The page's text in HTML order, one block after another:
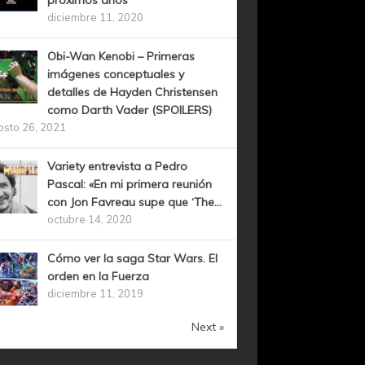
diciembre 11, 2020
Obi-Wan Kenobi – Primeras
imágenes conceptuales y
detalles de Hayden Christensen
como Darth Vader (SPOILERS)
26, 2021
Variety entrevista a Pedro
Pascal: «En mi primera reunión
con Jon Favreau supe que ‘The...
octubre 14, 2020
Cómo ver la saga Star Wars. El
orden en la Fuerza
diciembre 11, 2019
Next »